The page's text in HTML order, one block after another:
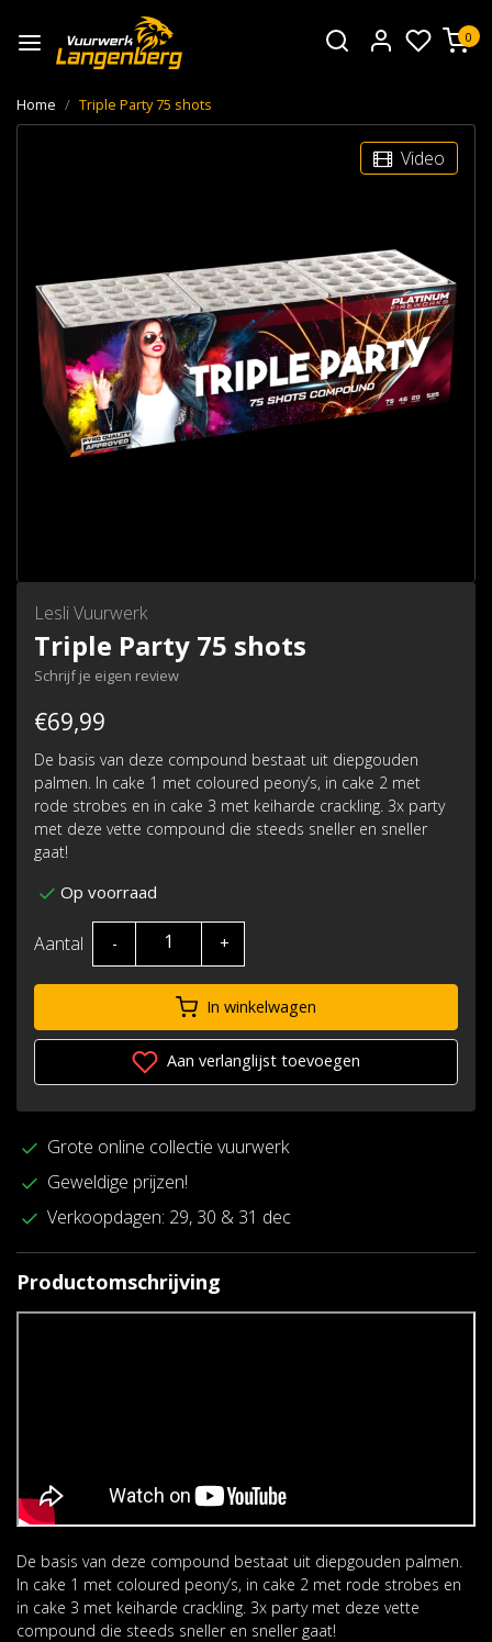
0
Home Triple Party 75 shots
Video
Lesli Vuurwerk
Triple Party 75 shots
Schrijf je eigen review
€69,99
De basis van deze compound bestaat uit diepgouden
palmen. In cake 1 met coloured peony’s, in cake 2 met
rode strobes en in cake 3 met keiharde crackling. 3x party
met deze vette compound die steeds sneller en sneller
gaat!
Op voorraad
Aantal - +
In winkelwagen
Aan verlanglijst toevoegen
Grote online collectie vuurwerk
Geweldige prijzen!
Verkoopdagen: 29, 30 & 31 dec
Productomschrijving
De basis van deze compound bestaat uit diepgouden palmen.
In cake 1 met coloured peony’s, in cake 2 met rode strobes en
in cake 3 met keiharde crackling. 3x party met deze vette
compound die steeds sneller en sneller gaat!